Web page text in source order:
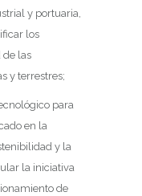
y portuaria,
los
de las
y terrestres;
para
en la
y la
la iniciativa
de